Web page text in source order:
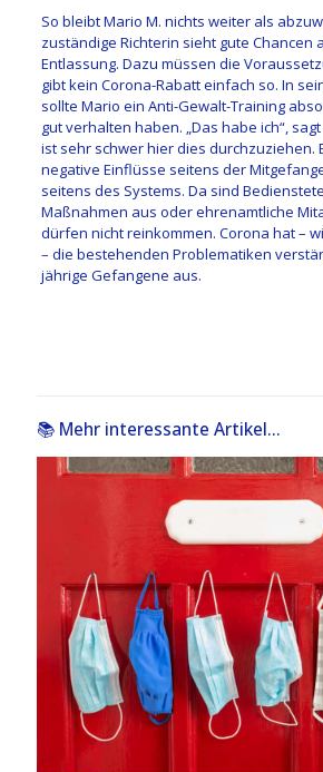
So bleibt Mario M. nichts weiter als
zuständige Richterin sieht gute Chancen
Entlassung. Dazu müssen die
gibt kein Corona-Rabatt einfach so. In
sollte Mario ein Anti-Gewalt-Training
gut verhalten haben. „Das habe ich“,
ist sehr schwer hier dies durchzuziehen.
negative Einflüsse seitens der
seitens des Systems. Da sind
Maßnahmen aus oder ehrenamtliche
dürfen nicht reinkommen. Corona hat –
– die bestehenden Problematiken
jährige Gefangene aus.
📚 Mehr interessante Artikel...